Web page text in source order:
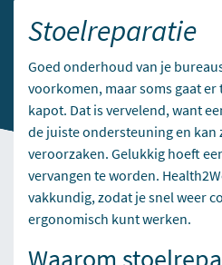
Stoelreparatie
Goed onderhoud van je
voorkomen, maar soms gaat
kapot. Dat is vervelend, want
de juiste ondersteuning en kan
veroorzaken. Gelukkig hoeft
vervangen te worden.
vakkundig, zodat je snel weer
ergonomisch kunt werken.